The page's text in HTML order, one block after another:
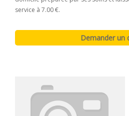
service à 7.00 €.